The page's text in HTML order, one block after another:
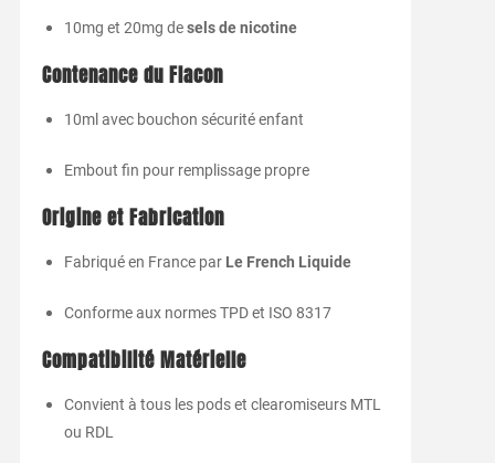
10mg et 20mg desels de nicotine
Contenance du Flacon
10ml avec bouchon sécurité enfant
Embout fin pour remplissage propre
Origine et Fabrication
Fabriqué en France par Le French Liquide
Conforme aux normes TPD et ISO 8317
Compatibilité Matérielle
Convient à tous les pods et clearomiseurs MTL
ou RDL